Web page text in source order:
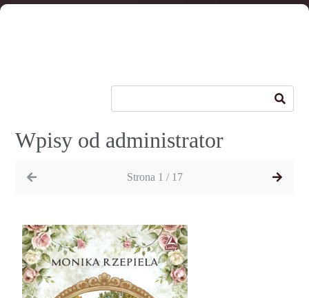
Wpisy od administrator
Strona 1 / 17